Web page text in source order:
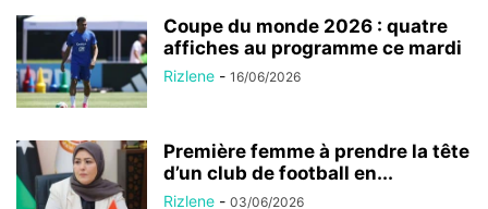
Coupe du monde 2026 : quatre
affiches au programme ce mardi
Rizlene - 16/06/2026
Première femme à prendre la tête
d’un club de football en...
Rizlene - 03/06/2026